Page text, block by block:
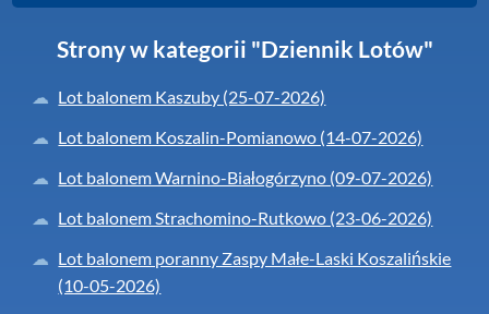
Strony w kategorii "Dziennik Lotów"
Lot balonem Kaszuby (25-07-2026)
Lot balonem Koszalin-Pomianowo (14-07-2026)
Lot balonem Warnino-Białogórzyno (09-07-2026)
Lot balonem Strachomino-Rutkowo (23-06-2026)
Lot balonem poranny Zaspy Małe-Laski Koszalińskie
(10-05-2026)